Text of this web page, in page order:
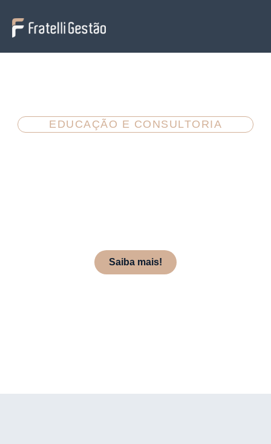
EDUCAÇÃO E CONSULTORIA
Saiba mais!